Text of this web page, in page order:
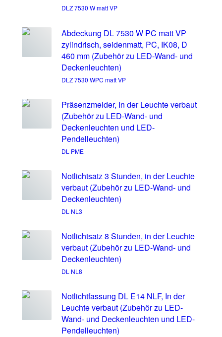
DLZ 7530 W matt VP
Abdeckung DL 7530 W PC matt VP
zylindrisch, seidenmatt, PC, IK08, D
460 mm (Zubehör zu LED-Wand- und
Deckenleuchten)
DLZ 7530 WPC matt VP
Präsenzmelder, In der Leuchte verbaut
(Zubehör zu LED-Wand- und
Deckenleuchten und LED-
Pendelleuchten)
DL PME
Notlichtsatz 3 Stunden, in der Leuchte
verbaut (Zubehör zu LED-Wand- und
Deckenleuchten)
DL NL3
Notlichtsatz 8 Stunden, in der Leuchte
verbaut (Zubehör zu LED-Wand- und
Deckenleuchten)
DL NL8
Notlichtfassung DL E14 NLF, In der
Leuchte verbaut (Zubehör zu LED-
Wand- und Deckenleuchten und LED-
Pendelleuchten)